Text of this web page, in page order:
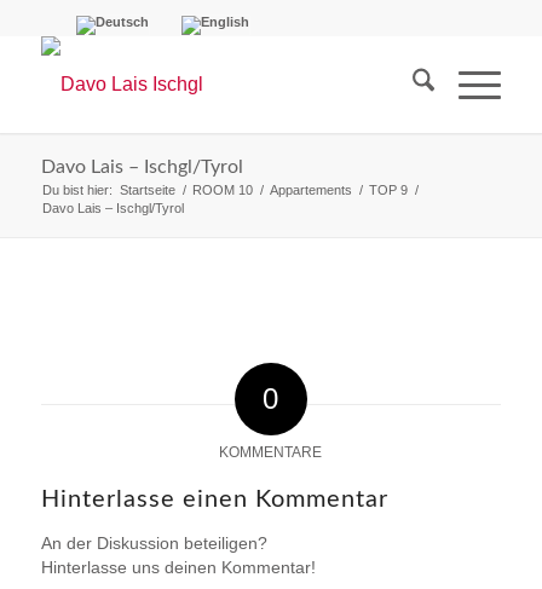
Davo Lais – Ischgl/Tyrol
Du bist hier: Startseite / ROOM 10 / Appartements / TOP 9 /
Davo Lais – Ischgl/Tyrol
0
KOMMENTARE
Hinterlasse einen Kommentar
An der Diskussion beteiligen?
Hinterlasse uns deinen Kommentar!